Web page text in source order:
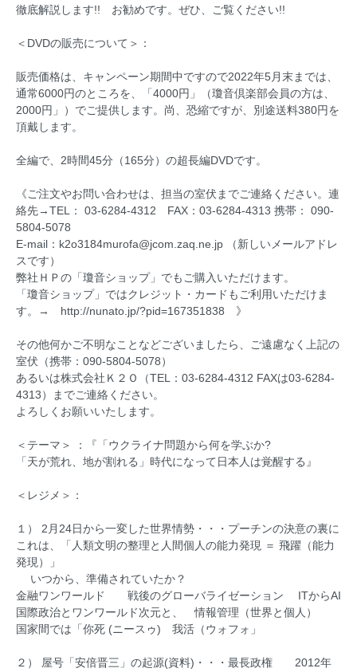
徹底解説します!! お勧めです。ぜひ、ご覧ください!!
＜DVDの販売について＞：
販売価格は、キャンペーン期間中ですので2022年5月末までは、
通常6000円のところを、「4000円」（瓊音倶楽部会員の方は、
2000円」）でご提供します。尚、恐縮ですが、別途送料380円を
頂戴します。
全編で、2時間45分（165分）の超長編DVDです。
《ご注文やお問い合わせは、担当の室伏までご連絡ください。連
絡先→TEL： 03-6284-4312 FAX：03-6284-4313 携帯： 090-
5804-5078
E-mail：k2o3184murofa@jcom.zaq.ne.jp （新しいメールアドレ
スです）
弊社ＨＰの「瓊音ショップ」でもご購入いただけます。
「瓊音ショップ」ではクレジット・カードもご利用いただけま
す。→ http://nunato.jp/?pid=167351838 》
その他何かご不明なことなどございましたら、ご遠慮なく上記の
室伏（携帯：090-5804-5078）
あるいは株式会社Ｋ２Ｏ（TEL：03-6284-4312 FAXは03-6284-
4313）までご連絡ください。
よろしくお願いいたします。
＜テーマ＞ ：『「ウクライナ問題から何を学ぶか?
「天が荒れ、地が割れる」時代になって日本人は覚醒する』
＜レジメ＞：
１） 2月24日から一変した世界情勢・・・プーチンの決意の裏に
これは、「人類文明の整理と人間個人の能力発現 ＝ 飛躍（能力
発現）」
いつから、準備されていたか？
金融ワンワールド 戦後のグローバライゼーション ITからAI
国際政治とワンワールド次元と、 情報管理（世界と個人）
国家間では「你死 (ニースゥ) 我活（ウォフォ」
２） 屋号「安倍晋三」の起源(資料)・・・最長政権 2012年